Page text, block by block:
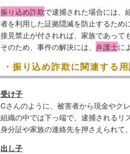
振り込め詐欺で逮捕された場合には、
者を利用した証拠隠滅を防止するため
接見禁止が付されれば、家族であって
そのため、事件の解決には、 弁護士に
・振り込め詐欺に関連する
受け子
Cさんのように、被害者から現金やク
組織の中では下っ端で、逮捕されるリ
身分証や家族の連絡先を押さえられて、
出し子